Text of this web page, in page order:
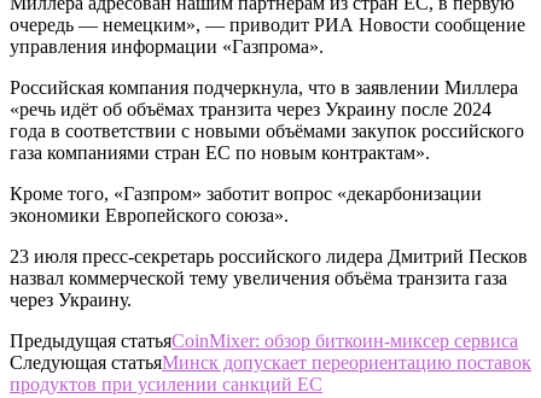
очередь — немецким», — приводит РИА Новости сообщение
управления информации «Газпрома».
Российская компания подчеркнула, что в заявлении Миллера
«речь идёт об объёмах транзита через Украину после 2024
года в соответствии с новыми объёмами закупок российского
газа компаниями стран ЕС по новым контрактам».
Кроме того, «Газпром» заботит вопрос «декарбонизации
экономики Европейского союза».
23 июля пресс-секретарь российского лидера Дмитрий Песков
назвал коммерческой тему увеличения объёма транзита газа
через Украину.
Предыдущая статьяCoinMixer: обзор биткоин-миксер сервиса
Следующая статьяМинск допускает переориентацию поставок
продуктов при усилении санкций ЕС